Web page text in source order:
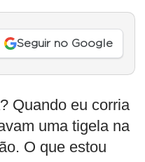
Seguir no Google
Quando eu corria
uma tigela na
O que estou